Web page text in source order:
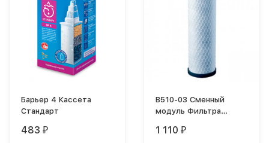
Барьер 4 Кассета
Стандарт
483 ₽
В510-03 Сменный
модуль Фильтра
полоса)
1 110 ₽